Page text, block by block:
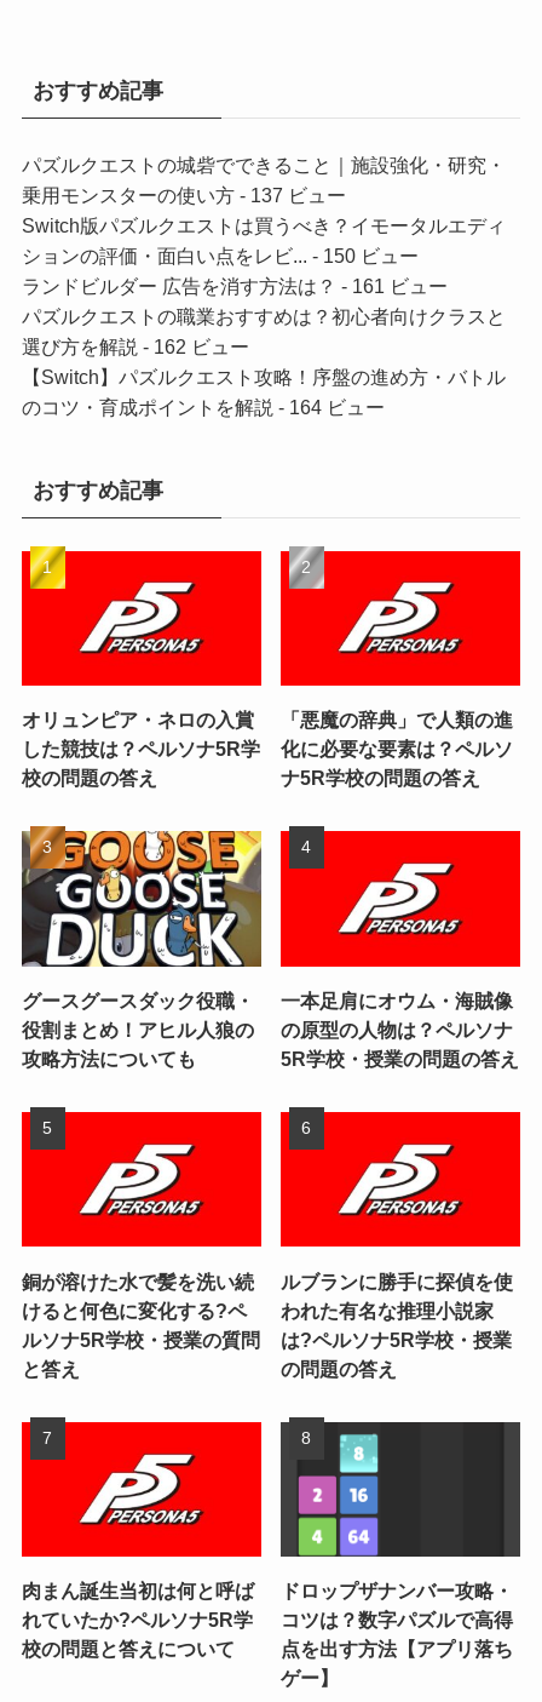
おすすめ記事
パズルクエストの城砦でできること｜施設強化・研究・
乗用モンスターの使い方- 137 ビュー
Switch版パズルクエストは買うべき？イモータルエディ
ションの評価・面白い点をレビ... - 150 ビュー
ランドビルダー 広告を消す方法は？ - 161 ビュー
パズルクエストの職業おすすめは？初心者向けクラスと
選び方を解説 - 162 ビュー
【Switch】パズルクエスト攻略！序盤の進め方・バトル
のコツ・育成ポイントを解説 - 164 ビュー
おすすめ記事
オリュンピア・ネロの入賞
した競技は？ペルソナ5R学
校の問題の答え
「悪魔の辞典」で人類の進
化に必要な要素は？ペルソ
ナ5R学校の問題の答え
グースグースダック役職・
役割まとめ！アヒル人狼の
攻略方法についても
一本足肩にオウム・海賊像
の原型の人物は？ペルソナ
5R学校・授業の問題の答え
銅が溶けた水で髪を洗い続
けると何色に変化する?ペ
ルソナ5R学校・授業の質問
と答え
ルブランに勝手に探偵を使
われた有名な推理小説家
は?ペルソナ5R学校・授業
の問題の答え
肉まん誕生当初は何と呼ば
れていたか?ペルソナ5R学
校の問題と答えについて
ドロップザナンバー攻略・
コツは？数字パズルで高得
点を出す方法【アプリ落ち
ゲー】